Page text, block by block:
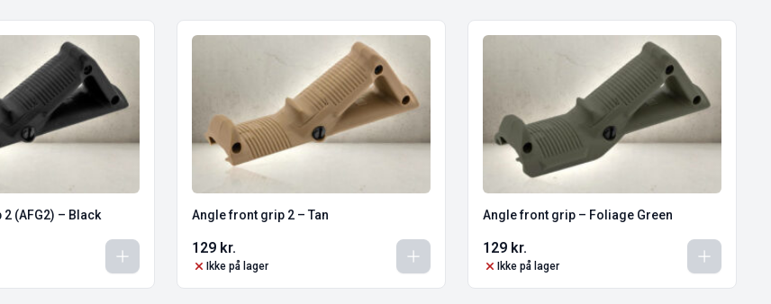
(AFG2) – Black Angle front grip 2 – Tan
129 kr.
Ikke på lager
Angle front grip – Foliage Green
129 kr.
Ikke på lager